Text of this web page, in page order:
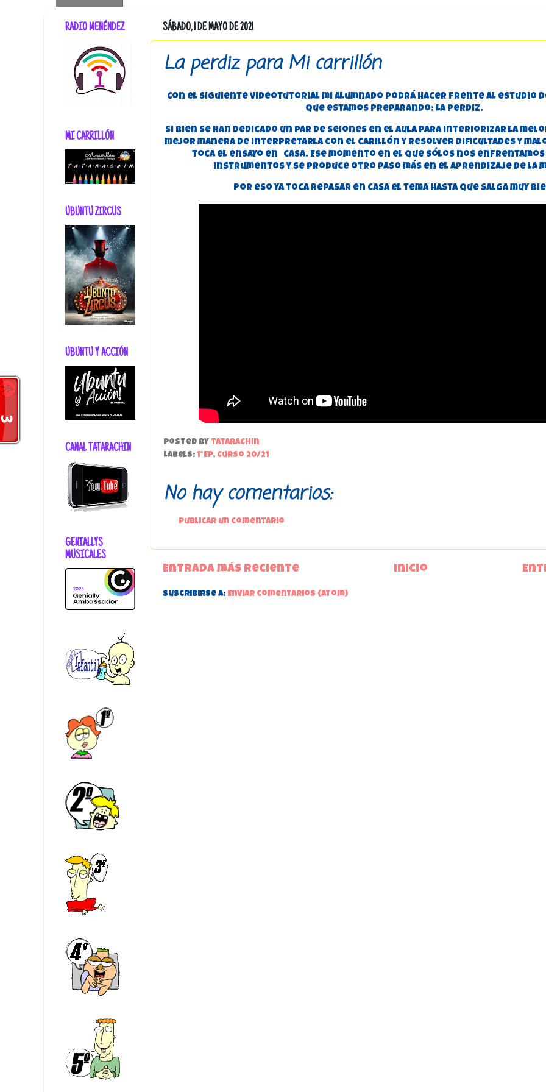
SÁBADO, 1 DE MAYO DE 2021
La perdiz para Mi carrillón
Con el siguiente videotutorial mi alumnado podrá hacer frente al estudio
que estamos preparando: La perdiz.
Si bien se han dedicado un par de seiones en el aula para interiorizar la
mejor manera de interpretarla con el carillón y resolver dificultades y
toca el ensayo en casa. Ese momento en el que sólos nos
instrumentos y se produce otro paso más en el aprendizaje de la
Por eso ya toca repasar en casa el tema hasta que salga muy
Posted by tatarachin
Labels: 1°EP, Curso 20/21
No hay comentarios:
Publicar un comentario
Entrada más reciente Inicio
Suscribirse a: Enviar comentarios (Atom)
RADIO MENÉNDEZ
MI CARRILLÓN
UBUNTU ZIRCUS
UBUNTU Y ACCIÓN
CANAL TATARACHIN
GENIALLYS
MUSICALES